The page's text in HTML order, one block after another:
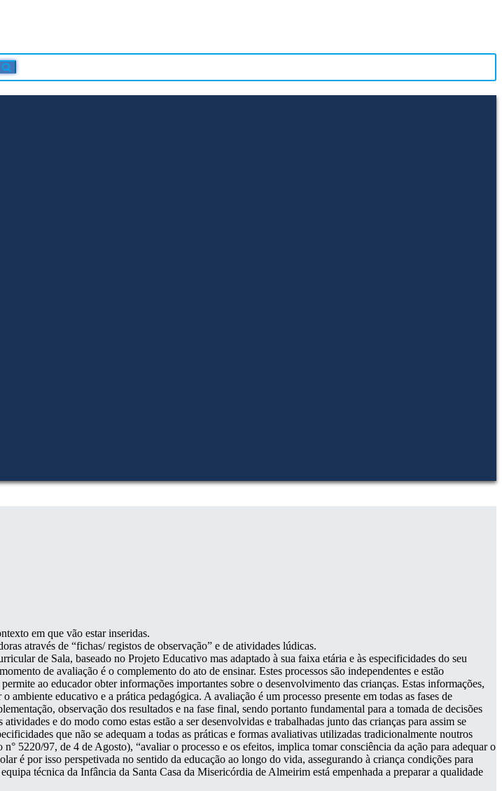
em que vão estar inseridas.
através de “fichas/ registos de observação” e de atividades lúdicas.
de Sala, baseado no Projeto Educativo mas adaptado à sua faixa etária e às especificidades do seu
de avaliação é o complemento do ato de ensinar. Estes processos são independentes e estão
ao educador obter informações importantes sobre o desenvolvimento das crianças. Estas informações,
educativo e a prática pedagógica. A avaliação é um processo presente em todas as fases de
observação dos resultados e na fase final, sendo portanto fundamental para a tomada de decisões
e do modo como estas estão a ser desenvolvidas e trabalhadas junto das crianças para assim se
que não se adequam a todas as práticas e formas avaliativas utilizadas tradicionalmente noutros
5220/97, de 4 de Agosto), “avaliar o processo e os efeitos, implica tomar consciência da ação para adequar o
é por isso perspetivada no sentido da educação ao longo do vida, assegurando à criança condições para
técnica da Infância da Santa Casa da Misericórdia de Almeirim está empenhada a preparar a qualidade